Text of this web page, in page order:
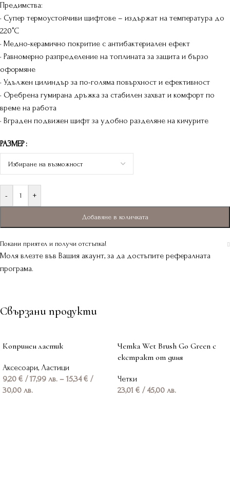
Предимства:
• Супер термоустойчиви щифтове – издържат на температура до
220°C
• Медно-керамично покритие с антибактериален ефект
• Равномерно разпределение на топлината за защита и бързо
оформяне
• Удължен цилиндър за по-голяма повърхност и ефективност
• Оребрена гумирана дръжка за стабилен захват и комфорт по
време на работа
• Вграден подвижен щифт за удобно разделяне на кичурите
РАЗМЕР
- +
Добавяне в количката
Покани приятел и получи отстъпка!
Моля влезте във Вашия акаунт, за да достъпите рефералната
програма.
Свързани продукти
Копринен ластик
Аксесоари, Ластици
9,20 € / 17,99 лв. – 15,34€ /
30,00 лв.
Четка Wet Brush Go Green с
екстракт от диня
Четки
23,01 € / 45,00 лв.